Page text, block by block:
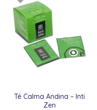
Té Calma Andina – Inti
Zen